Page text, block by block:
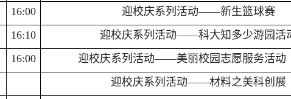
16:00 迎校庆系列活动——新生篮球赛
16:10 迎校庆系列活动——科大知多少游园活
16:00 迎校庆系列活动——美丽校园志愿服务活动
迎校庆系列活动——材料之美科创展